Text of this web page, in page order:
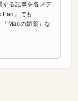
る記事を各メデ
Fan』でも
「Macの媚薬」な